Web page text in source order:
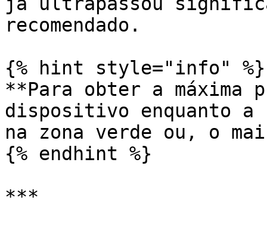
recomendado.
{% hint style="info" %}
**Para obter a máxima
dispositivo enquanto a
na zona verde ou, o
{% endhint %}
***